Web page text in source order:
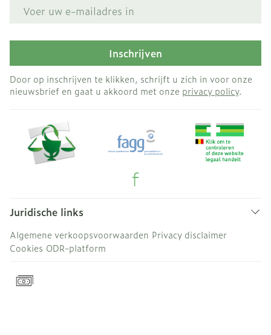
Inschrijven
Door op inschrijven te klikken, schrijft u zich in voor onze
nieuwsbrief en gaat u akkoord met onze privacy policy.
Juridische links
Algemene verkoopsvoorwaarden Privacy disclaimer
Cookies ODR-platform